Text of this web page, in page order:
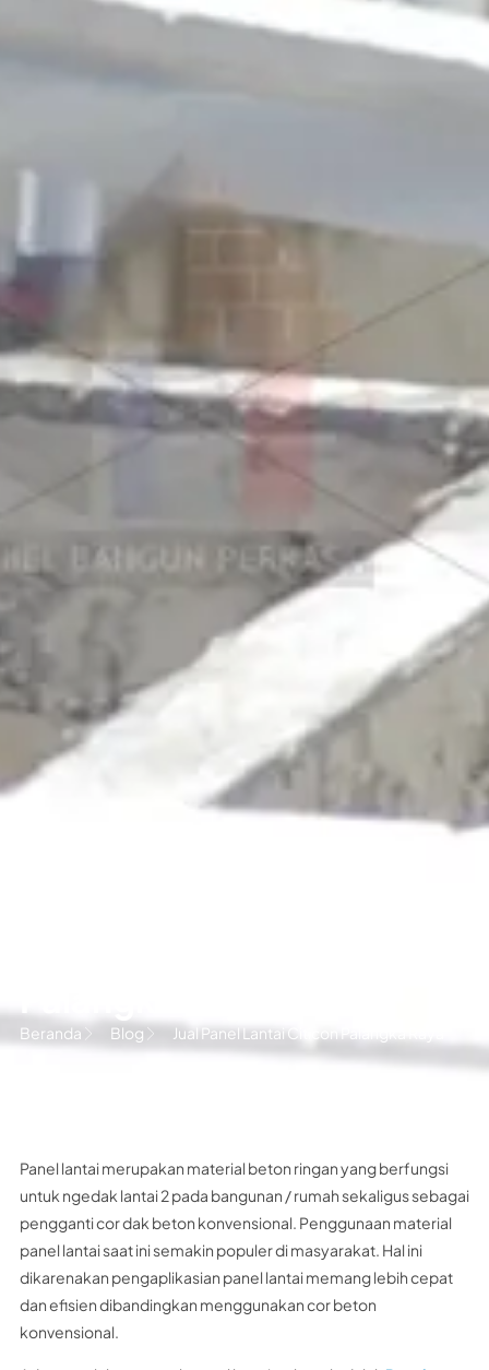
Beranda Blog Jual Panel Lantai Citicon Palangka Raya
Panel lantai merupakan material beton ringan yang berfungsi
untuk ngedak lantai 2 pada bangunan / rumah sekaligus sebagai
pengganti cor dak beton konvensional. Penggunaan material
panel lantai saat ini semakin populer di masyarakat. Hal ini
dikarenakan pengaplikasian panel lantai memang lebih cepat
dan efisien dibandingkan menggunakan cor beton
konvensional.